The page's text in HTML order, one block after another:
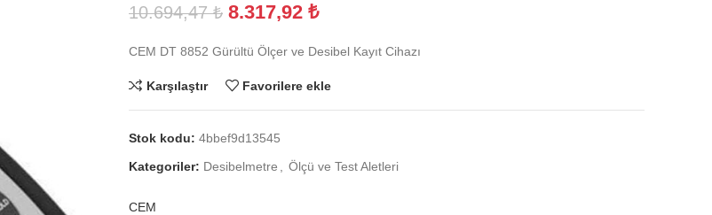
10.694,47₺ 8.317,92 ₺
CEM DT 8852 Gürültü Ölçer ve Desibel Kayıt Cihazı
Karşılaştır Favorilere ekle
Stok kodu: 4bbef9d13545
Kategoriler: Desibelmetre Ölçü ve Test Aletleri
CEM